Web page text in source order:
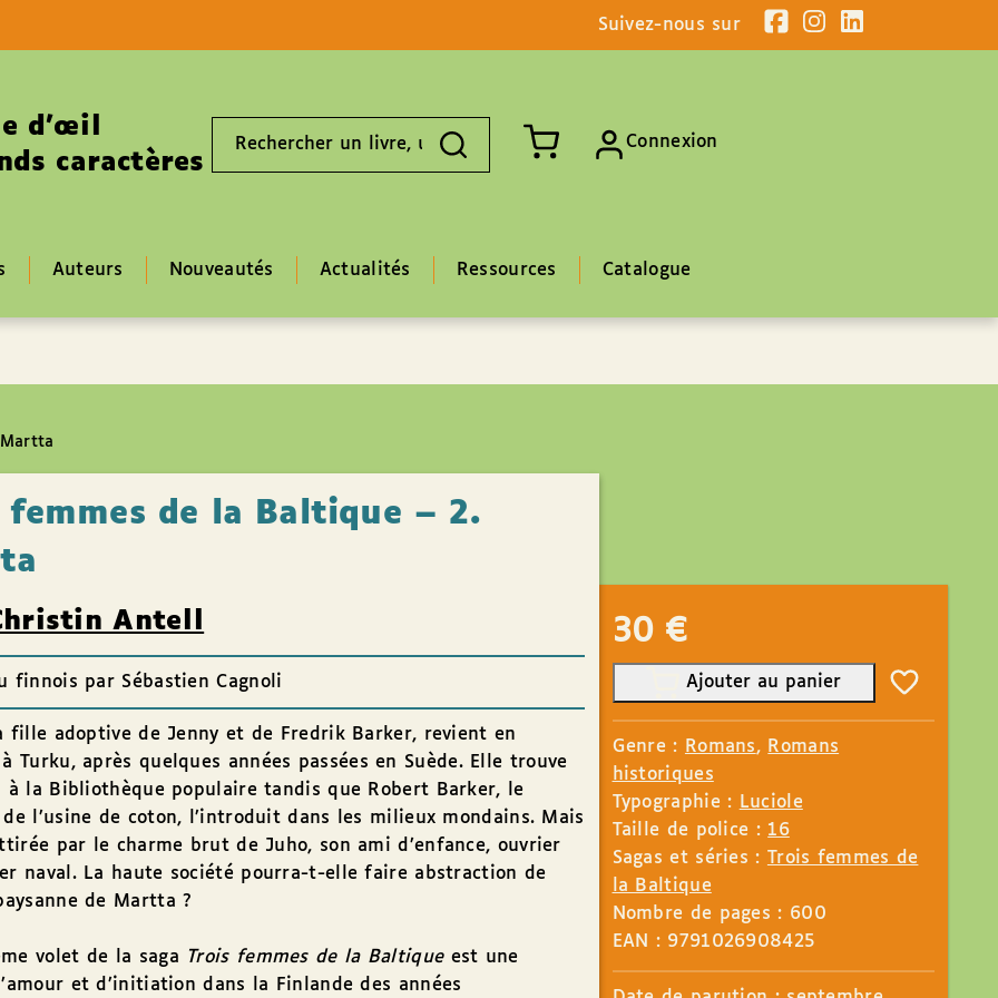
Suivez-nous sur
d’œil
caractères livre,
Connexion
Auteurs Nouveautés Actualités Ressources Catalogue
femmes de la Baltique – 2.
Antell
finnois par Sébastien Cagnoli
fille adoptive de Jenny et de Fredrik Barker, revient en
Turku, après quelques années passées en Suède. Elle trouve
à la Bibliothèque populaire tandis que Robert Barker, le
l’usine de coton, l’introduit dans les milieux mondains. Mais
par le charme brut de Juho, son ami d’enfance, ouvrier
naval. La haute société pourra-t-elle faire abstraction de
de Martta ?
volet de la saga Trois femmes de la Baltiqueest une
et d’initiation dans la Finlande des années
30 €
Ajouter au panier
Genre : Romans, Romans
historiques
Typographie : Luciole
Taille de police : 16
Sagas et séries : Trois femmes de
la Baltique
Nombre de pages : 600
EAN : 9791026908425